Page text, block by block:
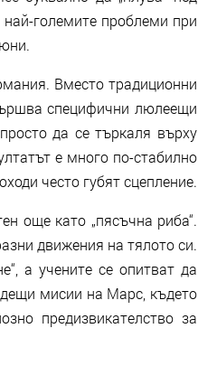
големите проблеми при
Вместо традиционни
специфични люлеещи
да се търкаля върху
е много по-стабилно
често губят сцепление.
още като „пясъчна риба“.
движения на тялото си.
а учените се опитват да
мисии на Марс, където
предизвикателство за